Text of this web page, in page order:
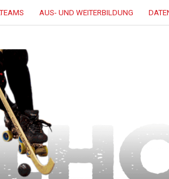
AUS- UND WEITERBILDUNG